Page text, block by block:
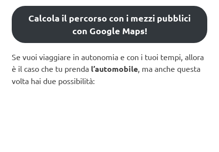
Calcola il percorso con i mezzi pubblici
con Google Maps!
Se vuoi viaggiare in autonomia e con i tuoi tempi, allora
è il caso che tu prenda l’automobile , ma anche questa
volta hai due possibilità: